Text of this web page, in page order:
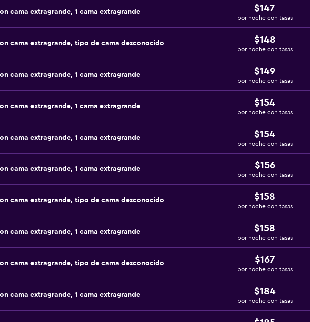
cama extragrande, 1 cama extragrande $147
por noche con tasas
cama extragrande, tipo de cama desconocido $148
por noche con tasas
cama extragrande, 1 cama extragrande $149
por noche con tasas
cama extragrande, 1 cama extragrande $154
por noche con tasas
cama extragrande, 1 cama extragrande $154
por noche con tasas
cama extragrande, 1 cama extragrande $156
por noche con tasas
cama extragrande, tipo de cama desconocido $158
por noche con tasas
cama extragrande, 1 cama extragrande $158
por noche con tasas
cama extragrande, tipo de cama desconocido $167
por noche con tasas
cama extragrande, 1 cama extragrande $184
por noche con tasas